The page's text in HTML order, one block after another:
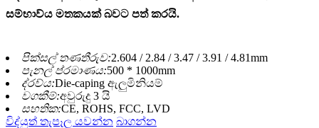
සම්භාව්ය මතකයක් බවට පත් කරයි.
පික්සල් තණතීරුව:2.604 / 2.84 / 3.47 / 3.91 / 4.81mm
පැනල් ප්රමාණය:500 * 1000mm
ද්රව්ය:Die-caping ඇලුමිනියම්
වගකීම්:අවුරුදු 3 යි
සහතික:CE, ROHS, FCC, LVD
විද්යුත් තැපෑල යවන්න බාගන්න